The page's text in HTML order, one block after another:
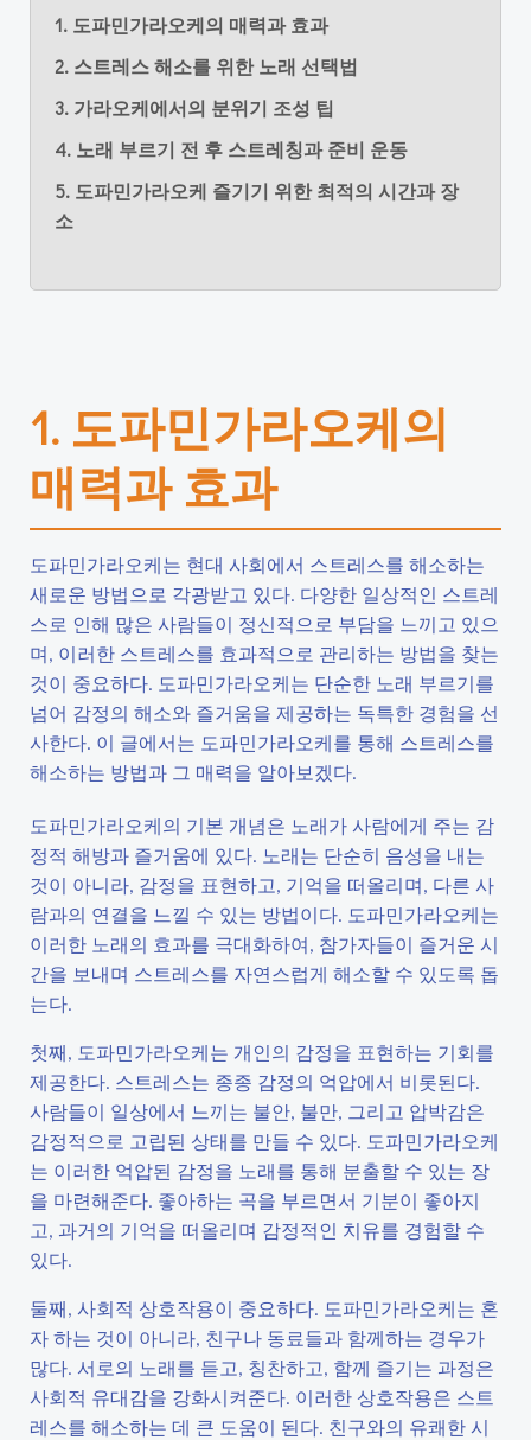
1. 도파민가라오케의 매력과 효과
2. 스트레스 해소를 위한 노래 선택법
3. 가라오케에서의 분위기 조성 팁
4. 노래 부르기 전 후 스트레칭과 준비 운동
5. 도파민가라오케 즐기기 위한 최적의 시간과 장
소
1. 도파민가라오케의
매력과 효과
도파민가라오케는 현대 사회에서 스트레스를 해소하는
새로운 방법으로 각광받고 있다. 다양한 일상적인 스트레
스로 인해 많은 사람들이 정신적으로 부담을 느끼고 있으
며, 이러한 스트레스를 효과적으로 관리하는 방법을 찾는
것이 중요하다. 도파민가라오케는 단순한 노래 부르기를
넘어 감정의 해소와 즐거움을 제공하는 독특한 경험을 선
사한다. 이 글에서는 도파민가라오케를 통해 스트레스를
해소하는 방법과 그 매력을 알아보겠다.
도파민가라오케의 기본 개념은 노래가 사람에게 주는 감
정적 해방과 즐거움에 있다. 노래는 단순히 음성을 내는
것이 아니라, 감정을 표현하고, 기억을 떠올리며, 다른 사
람과의 연결을 느낄 수 있는 방법이다. 도파민가라오케는
이러한 노래의 효과를 극대화하여, 참가자들이 즐거운 시
간을 보내며 스트레스를 자연스럽게 해소할 수 있도록 돕
는다.
첫째, 도파민가라오케는 개인의 감정을 표현하는 기회를
제공한다. 스트레스는 종종 감정의 억압에서 비롯된다.
사람들이 일상에서 느끼는 불안, 불만, 그리고 압박감은
감정적으로 고립된 상태를 만들 수 있다. 도파민가라오케
는 이러한 억압된 감정을 노래를 통해 분출할 수 있는 장
을 마련해준다. 좋아하는 곡을 부르면서 기분이 좋아지
고, 과거의 기억을 떠올리며 감정적인 치유를 경험할 수
있다.
둘째, 사회적 상호작용이 중요하다. 도파민가라오케는 혼
자 하는 것이 아니라, 친구나 동료들과 함께하는 경우가
많다. 서로의 노래를 듣고, 칭찬하고, 함께 즐기는 과정은
사회적 유대감을 강화시켜준다. 이러한 상호작용은 스트
레스를 해소하는 데 큰 도움이 된다. 친구와의 유쾌한 시